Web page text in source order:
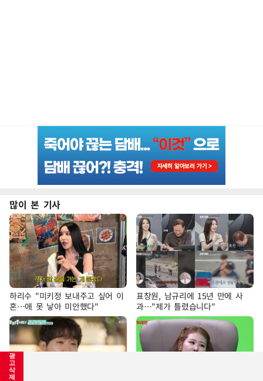
광
고
삭
제
많이 본 기사
하리수 "미키정 보내주고 싶어 이
혼…애 못 낳아 미안했다"
표창원, 남규리에 15년 만에 사
과…"제가 틀렸습니다"